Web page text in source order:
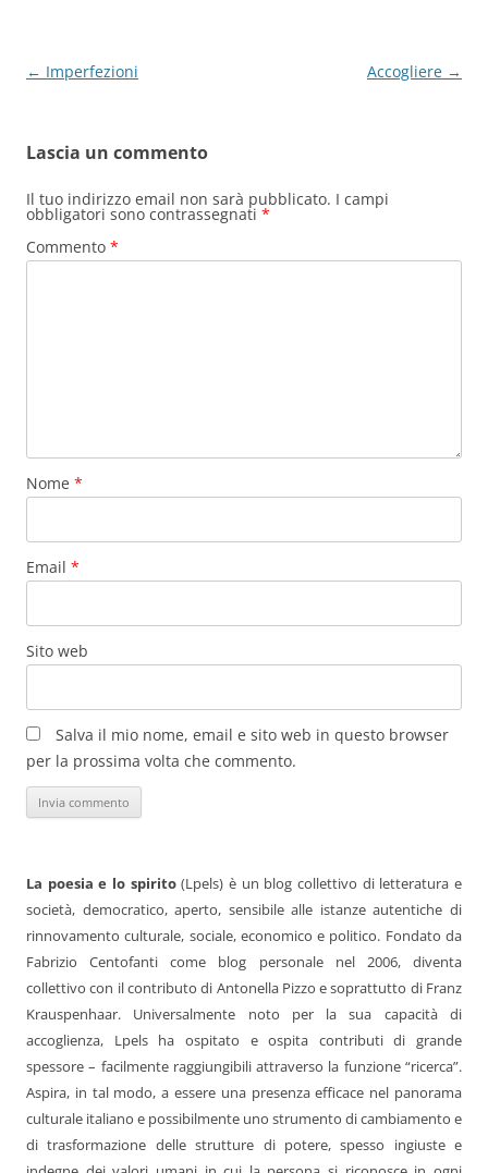
Navigazione
← Imperfezioni Accogliere →
Lascia un commento
Il tuo indirizzo email non sarà pubblicato. I campi
obbligatori sono contrassegnati *
Commento *
Nome *
Email *
Sito web
Salva il mio nome, email e sito web in questo browser
per la prossima volta che commento.
La poesia e lo spirito(Lpels) è un blog collettivo di letteratura e
società, democratico, aperto, sensibile alle istanze autentiche di
rinnovamento culturale, sociale, economico e politico. Fondato da
Fabrizio Centofanti come blog personale nel 2006, diventa
collettivo con il contributo di Antonella Pizzo e soprattutto di Franz
Krauspenhaar. Universalmente noto per la sua capacità di
accoglienza, Lpels ha ospitato e ospita contributi di grande
spessore – facilmente raggiungibili attraverso la funzione “ricerca”.
Aspira, in tal modo, a essere una presenza efficace nel panorama
culturale italiano e possibilmente uno strumento di cambiamento e
di trasformazione delle strutture di potere, spesso ingiuste e